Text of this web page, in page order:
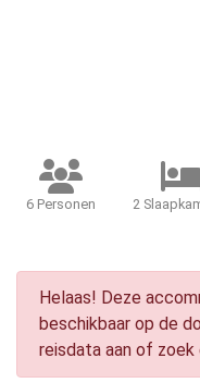
6 Personen 2
Helaas! Deze
beschikbaar op de
reisdata aan of